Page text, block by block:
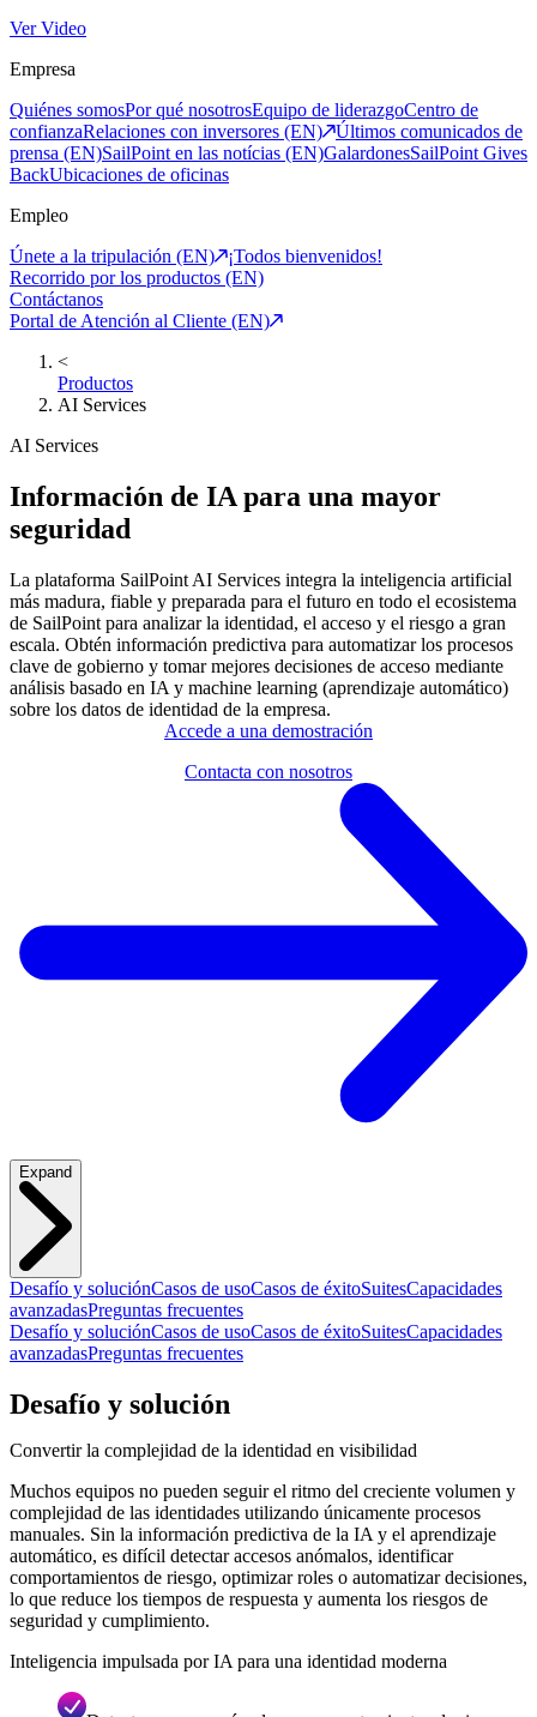
Ver Video
Empresa
Quiénes somosPor qué nosotrosEquipo de liderazgoCentro de
confianzaRelaciones con inversores (EN)
Últimos comunicados de
prensa (EN)SailPoint en las notícias (EN)GalardonesSailPoint Gives
BackUbicaciones de oficinas
Empleo
Únete a la tripulación (EN)
¡Todos bienvenidos!
Recorrido por los productos (EN)
Contáctanos
Portal de Atención al Cliente (EN)
<
Productos
AI Services
AI Services
Información de IA para una mayor
seguridad
La plataforma SailPoint AI Services integra la inteligencia artificial
más madura, fiable y preparada para el futuro en todo el ecosistema
de SailPoint para analizar la identidad, el acceso y el riesgo a gran
escala. Obtén información predictiva para automatizar los procesos
clave de gobierno y tomar mejores decisiones de acceso mediante
análisis basado en IA y machine learning (aprendizaje automático)
sobre los datos de identidad de la empresa.
Accede a una demostración
Contacta con nosotros
Expand
Desafío y soluciónCasos de usoCasos de éxitoSuitesCapacidades
avanzadasPreguntas frecuentes
Desafío y soluciónCasos de usoCasos de éxitoSuitesCapacidades
avanzadasPreguntas frecuentes
Desafío y solución
Convertir la complejidad de la identidad en visibilidad
Muchos equipos no pueden seguir el ritmo del creciente volumen y
complejidad de las identidades utilizando únicamente procesos
manuales. Sin la información predictiva de la IA y el aprendizaje
automático, es difícil detectar accesos anómalos, identificar
comportamientos de riesgo, optimizar roles o automatizar decisiones,
lo que reduce los tiempos de respuesta y aumenta los riesgos de
seguridad y cumplimiento.
Inteligencia impulsada por IA para una identidad moderna